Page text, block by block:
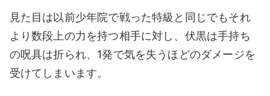
見た目は以前少年院で戦った特級と同じでもそれ
より数段上の力を持つ相手に対し、伏黒は手持ち
の呪具は折られ、1発で気を失うほどのダメージを
受けてしまいます。